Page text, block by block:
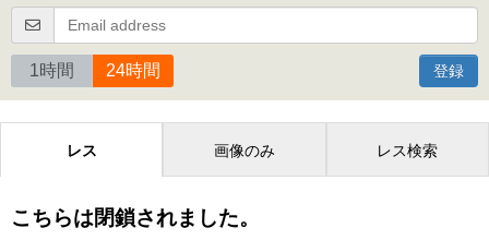
1時間 24時間 登録
レス 画像のみ レス検索
こちらは閉鎖されました。